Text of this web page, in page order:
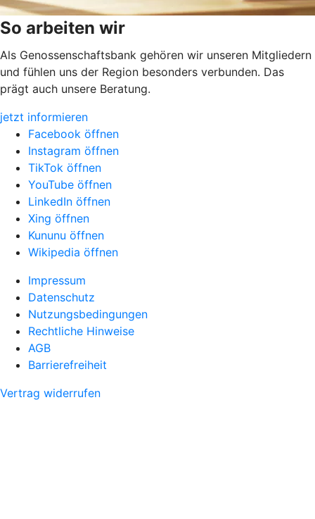
So arbeiten wir
Als Genossenschaftsbank gehören wir unseren Mitgliedern
und fühlen uns der Region besonders verbunden. Das
prägt auch unsere Beratung.
jetzt informieren
Facebook öffnen
Instagram öffnen
TikTok öffnen
YouTube öffnen
LinkedIn öffnen
Xing öffnen
Kununu öffnen
Wikipedia öffnen
Impressum
Datenschutz
Nutzungsbedingungen
Rechtliche Hinweise
AGB
Barrierefreiheit
Vertrag widerrufen